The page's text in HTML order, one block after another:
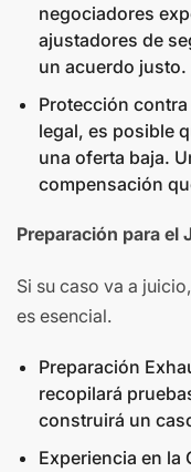
negociadores
ajustadores de
un acuerdo justo.
Protección
legal, es posible
una oferta baja.
compensación
Preparación para el
Si su caso va a
es esencial.
Preparación
recopilará
construirá un
Experiencia en la